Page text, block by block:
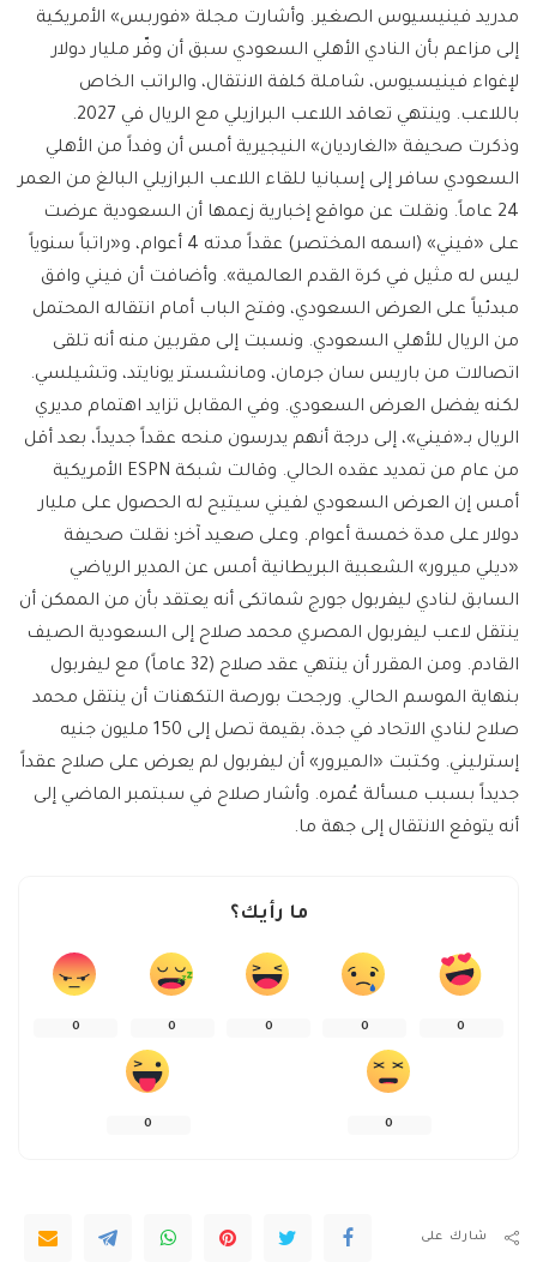
مدريد فينيسيوس الصغير. وأشارت مجلة «فوربس» الأمريكية
إلى مزاعم بأن النادي الأهلي السعودي سبق أن وفّر مليار دولار
لإغواء فينيسيوس، شاملة كلفة الانتقال، والراتب الخاص
باللاعب. وينتهي تعاقد اللاعب البرازيلي مع الريال في 2027.
وذكرت صحيفة «الغارديان» النيجيرية أمس أن وفداً من الأهلي
السعودي سافر إلى إسبانيا للقاء اللاعب البرازيلي البالغ من العمر
24 عاماً. ونقلت عن مواقع إخبارية زعمها أن السعودية عرضت
على «فيني» (اسمه المختصر) عقداً مدته 4 أعوام، و«راتباً سنوياً
ليس له مثيل في كرة القدم العالمية». وأضافت أن فيني وافق
مبدئياً على العرض السعودي، وفتح الباب أمام انتقاله المحتمل
من الريال للأهلي السعودي. ونسبت إلى مقربين منه أنه تلقى
اتصالات من باريس سان جرمان، ومانشستر يونايتد، وتشيلسي.
لكنه يفضل العرض السعودي. وفي المقابل تزايد اهتمام مديري
الريال بـ«فيني»، إلى درجة أنهم يدرسون منحه عقداً جديداً، بعد أقل
من عام من تمديد عقده الحالي. وقالت شبكة ESPN الأمريكية
أمس إن العرض السعودي لفيني سيتيح له الحصول على مليار
دولار على مدة خمسة أعوام. وعلى صعيد آخر؛ نقلت صحيفة
«ديلي ميرور» الشعبية البريطانية أمس عن المدير الرياضي
السابق لنادي ليفربول جورج شماتكى أنه يعتقد بأن من الممكن أن
ينتقل لاعب ليفربول المصري محمد صلاح إلى السعودية الصيف
القادم. ومن المقرر أن ينتهي عقد صلاح (32 عاماً) مع ليفربول
بنهاية الموسم الحالي. ورجحت بورصة التكهنات أن ينتقل محمد
صلاح لنادي الاتحاد في جدة، بقيمة تصل إلى 150 مليون جنيه
إسترليني. وكتبت «الميرور» أن ليفربول لم يعرض على صلاح عقداً
جديداً بسبب مسألة عُمره. وأشار صلاح في سبتمبر الماضي إلى
أنه يتوقع الانتقال إلى جهة ما.
ما رأيك؟
0
0
0
0
0
0
0
شارك على